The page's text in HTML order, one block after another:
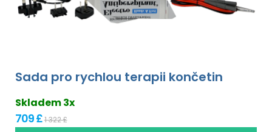
Sada pro rychlou terapii končetin
Skladem 3x
709 £1 322 £